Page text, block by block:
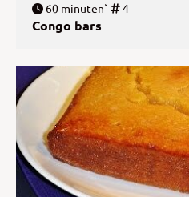
60 minuten` 4
Congo bars